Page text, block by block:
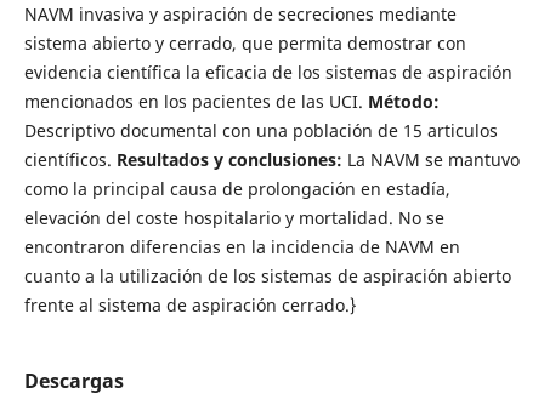
NAVM invasiva y aspiración de secreciones mediante
sistema abierto y cerrado, que permita demostrar con
evidencia científica la eficacia de los sistemas de aspiración
mencionados en los pacientes de las UCI. Método:
Descriptivo documental con una población de 15 articulos
científicos. Resultados y conclusiones: La NAVM se mantuvo
como la principal causa de prolongación en estadía,
elevación del coste hospitalario y mortalidad. No se
encontraron diferencias en la incidencia de NAVM en
cuanto a la utilización de los sistemas de aspiración abierto
frente al sistema de aspiración cerrado.}
Descargas